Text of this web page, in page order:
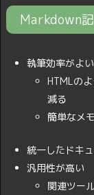
Markdown
執筆効率がよい
HTMLの
減る
簡単なメ
統一したドキ
汎用性が高い
関連ツー